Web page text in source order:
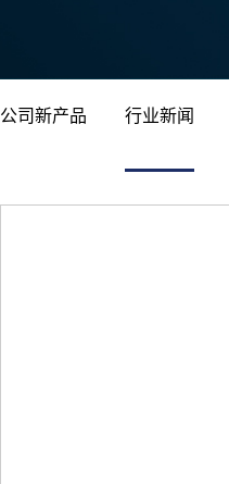
公司新产品 行业新闻